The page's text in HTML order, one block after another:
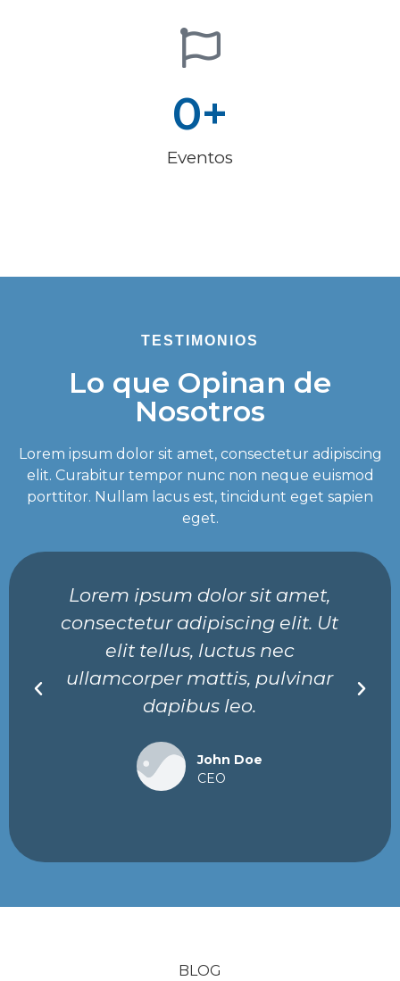
0+
Eventos
TESTIMONIOS
Lo que Opinan de
Nosotros
Lorem ipsum dolor sit amet, consectetur adipiscing
elit. Curabitur tempor nunc non neque euismod
porttitor. Nullam lacus est, tincidunt eget sapien
eget.
Lorem ipsum dolor sit amet,
consectetur adipiscing elit. Ut
elit tellus, luctus nec
ullamcorper mattis, pulvinar
dapibus leo.
John Doe
CEO
BLOG